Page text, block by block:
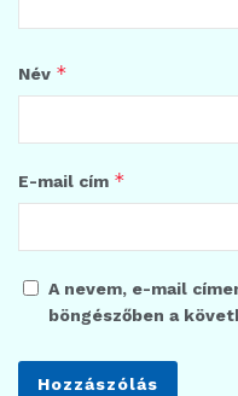
Név *
E-mail cím *
A nevem, e-mail
böngészőben a